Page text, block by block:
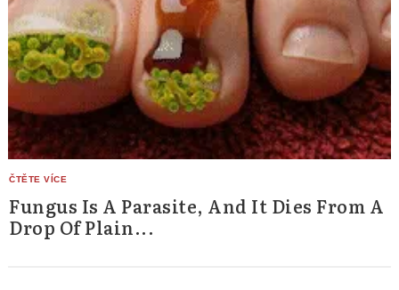
Fungus Is A Parasite, And It Dies From A
Drop Of Plain...